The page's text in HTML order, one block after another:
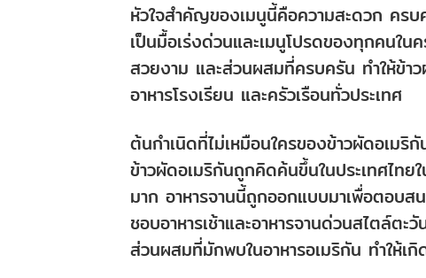
หัวใจสำคัญของเมนูนี้คือความสะดวก ครบ
เป็นมื้อเร่งด่วนและเมนูโปรดของทุกคนใ
สวยงาม และส่วนผสมที่ครบครัน ทำให้ข้า
อาหารโรงเรียน และครัวเรือนทั่วประเทศ
ต้นกำเนิดที่ไม่เหมือนใครของข้าวผัดอเมริกั
ข้าวผัดอเมริกันถูกคิดค้นขึ้นในประเทศไ
มาก อาหารจานนี้ถูกออกแบบมาเพื่อตอบ
ชอบอาหารเช้าและอาหารจานด่วนสไตล์ต
ส่วนผสมที่มักพบในอาหารอเมริกัน ทำให้เ